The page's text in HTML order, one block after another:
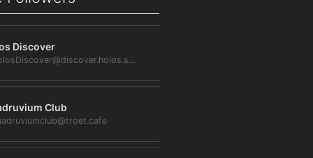
Discover
@HolosDiscover@discover.holos.social
Club